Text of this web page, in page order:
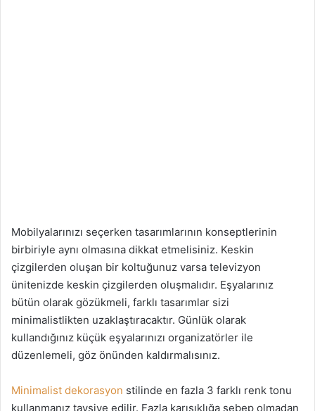
Mobilyalarınızı seçerken tasarımlarının konseptlerinin
birbiriyle aynı olmasına dikkat etmelisiniz. Keskin
çizgilerden oluşan bir koltuğunuz varsa televizyon
ünitenizde keskin çizgilerden oluşmalıdır. Eşyalarınız
bütün olarak gözükmeli, farklı tasarımlar sizi
minimalistlikten uzaklaştıracaktır. Günlük olarak
kullandığınız küçük eşyalarınızı organizatörler ile
düzenlemeli, göz önünden kaldırmalısınız.
Minimalist dekorasyon stilinde en fazla 3 farklı renk tonu
kullanmanız tavsiye edilir. Fazla karışıklığa sebep olmadan